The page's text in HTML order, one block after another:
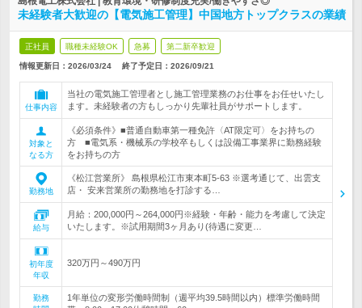
未経験者大歓迎の【電気施工管理】中国地方トップクラスの業績
正社員 職種未経験OK 急募 第二新卒歓迎
情報更新日：2026/03/24 終了予定日： 2026/09/21
仕事内容
当社の電気施工管理者とし施工管理業務のお仕事をお任せいたし
ます。未経験者の方もしっかり先輩社員がサポートします。
対象と
なる方
《必須条件》■普通自動車第一種免許〈AT限定可〉をお持ちの
方 ■電気系・機械系の学校卒もしくは設備工事業界に勤務経験
をお持ちの方
勤務地
《松江営業所》 島根県松江市東本町5-63 ※選考通じて、出雲支
店・ 安来営業所の勤務地を打診する…
給与
月給：200,000円～264,000円※経験・年齢・能力を考慮して決定
いたします。※試用期間3ヶ月あり(待遇に変更…
初年度
年収
320万円～490万円
勤務
1年単位の変形労働時間制（週平均39.5時間以内）標準労働時間